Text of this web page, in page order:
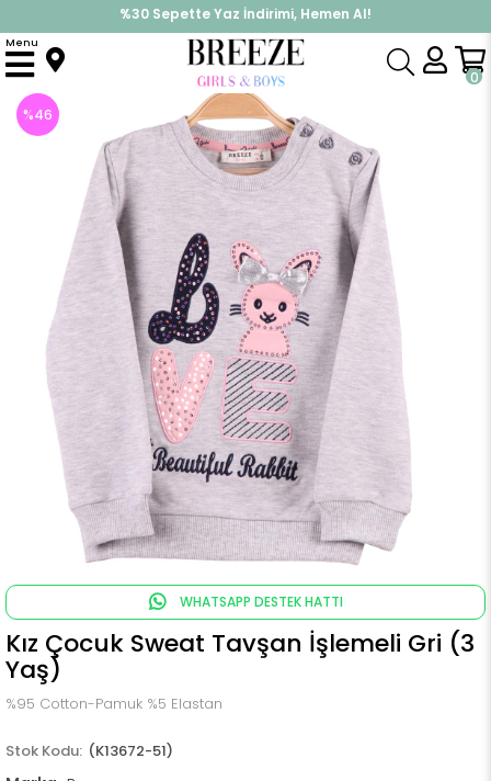
%30 Sepette Yaz İndirimi, Hemen Al!
İndirimlere ek %10 İndirimi Kap, Hemen Üye Ol!
0
Menu
Anasayfa Üst Giyim Sweatshirt Kız Çocuk Sweat Tavşan İşlemeli Gri (3 Yaş)
%46
WHATSAPP DESTEK HATTI
Kız Çocuk Sweat Tavşan İşlemeli Gri (3
Yaş)
%95 Cotton-Pamuk %5 Elastan
(K13672-51)